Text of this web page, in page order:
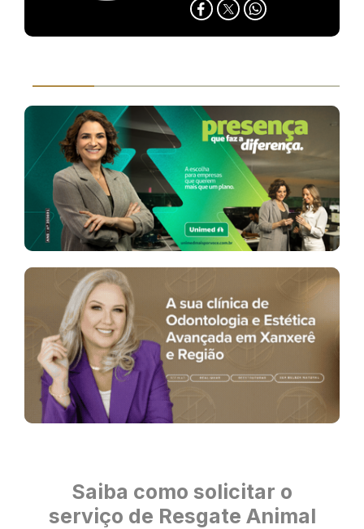
Saiba como solicitar o
serviço de Resgate Animal